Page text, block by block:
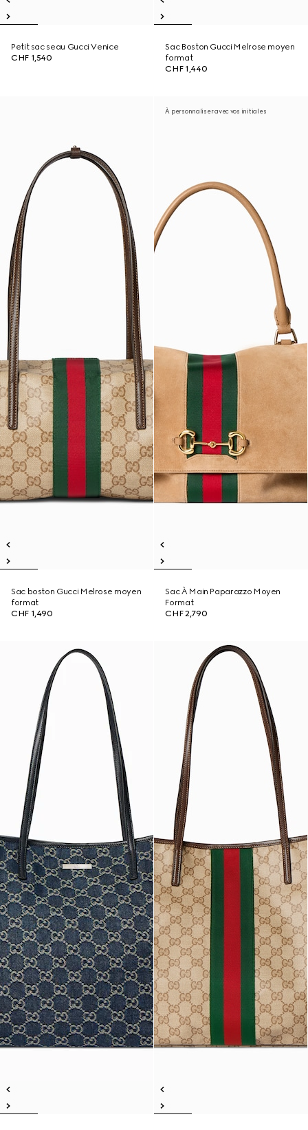
Petit sac seau Gucci Venice
CHF 1,540
Sac Boston Gucci Melrose moyen
format
CHF 1,440
Sac boston Gucci Melrose moyen
format
CHF 1,490
À personnaliser avec vos initiales
Sac À Main Paparazzo Moyen
Format
CHF 2,790